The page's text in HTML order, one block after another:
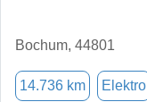
Bochum, 44801
14.736 km Elektro